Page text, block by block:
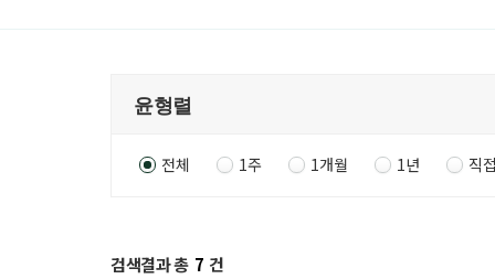
전체 1주 1개월 1년 직
검색결과 총 7 건